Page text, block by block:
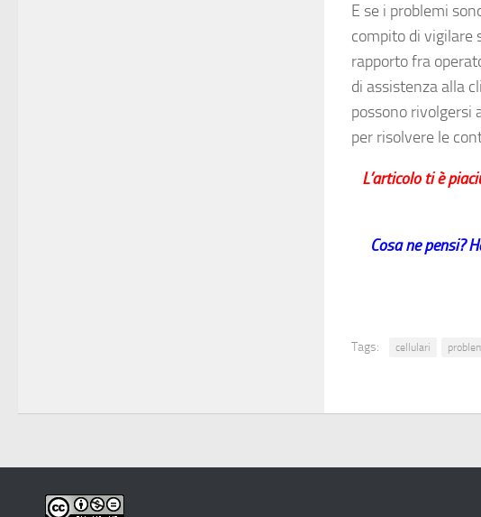
E se i problemi
compito di vigilare
rapporto fra
di assistenza alla
possono rivolgersi
per risolvere le
L’articolo ti è
Cosa ne pensi?
Tags: cellulari